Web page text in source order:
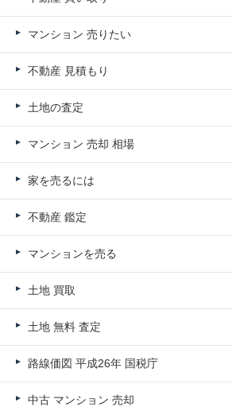
マンション 売りたい
不動産 見積もり
土地の査定
マンション 売却 相場
家を売るには
不動産 鑑定
マンションを売る
土地 買取
土地 無料 査定
路線価図 平成26年 国税庁
中古 マンション 売却